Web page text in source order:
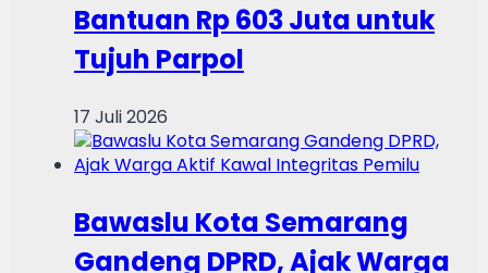
Bantuan Rp 603 Juta untuk
Tujuh Parpol
17 Juli 2026
Bawaslu Kota Semarang
Gandeng DPRD, Ajak Warga